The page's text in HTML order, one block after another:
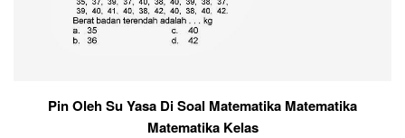
Pin Oleh Su Yasa Di Soal Matematika Matematika
Matematika Kelas